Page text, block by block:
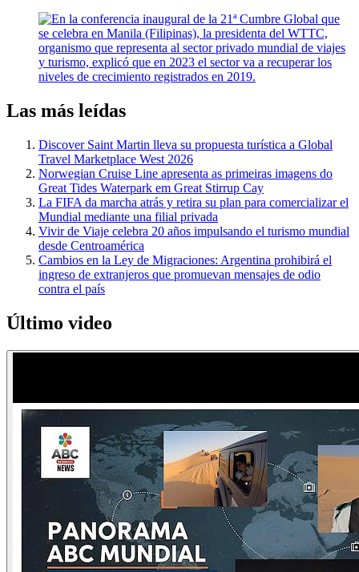
Las más leídas
Discover Saint Martin lleva su propuesta turística a Global
Travel Marketplace West 2026
Norwegian Cruise Line apresenta as primeiras imagens do
Great Tides Waterpark em Great Stirrup Cay
La FIFA da marcha atrás y retira su plan para comercializar el
Mundial mediante una filial privada
Vivir de Viaje celebra 20 años impulsando el turismo mundial
desde Centroamérica
Cambios en la Ley de Migraciones: Argentina prohibirá el
ingreso de extranjeros que promuevan mensajes de odio
contra el país
Último video